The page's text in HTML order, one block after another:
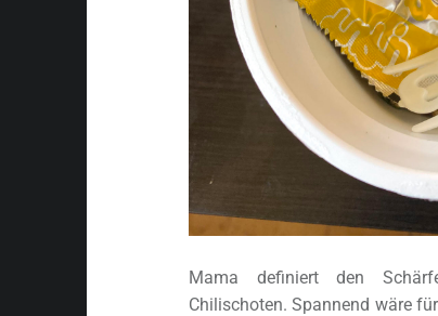
Mama definiert den
Chilischoten. Spannend wäre